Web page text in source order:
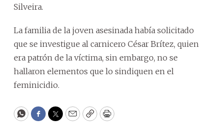
Silveira.
La familia de la joven asesinada había solicitado
que se investigue al carnicero César Brítez, quien
era patrón de la víctima, sin embargo, no se
hallaron elementos que lo sindiquen en el
feminicidio.
WhatsApp
Facebook
Twitter
EmailCopyPrint